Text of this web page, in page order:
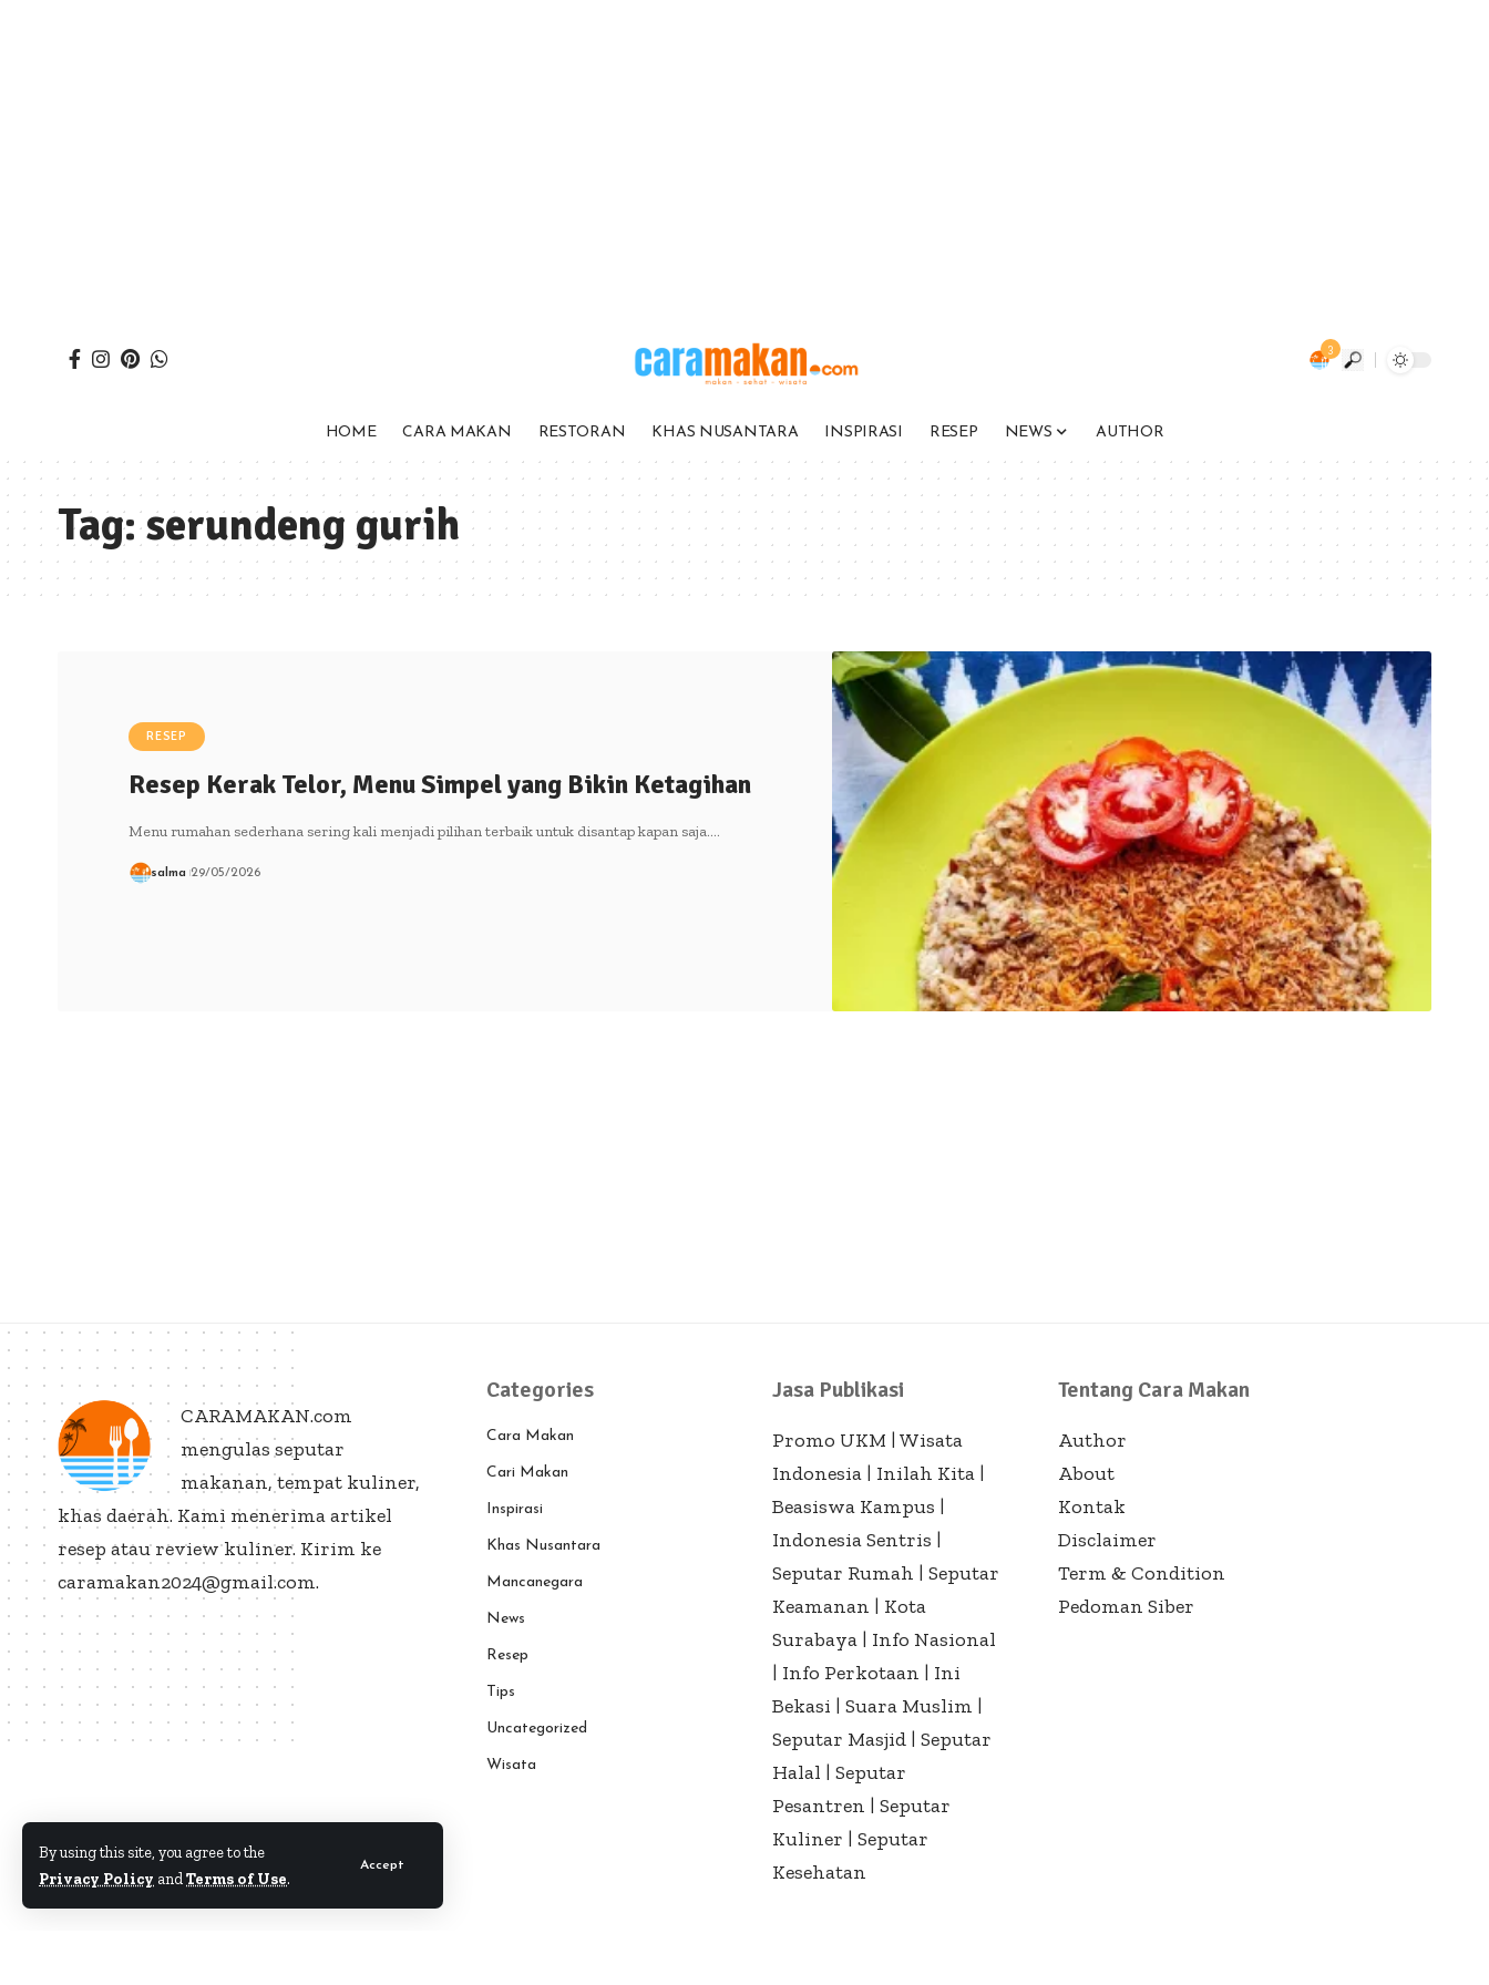
By using this site, you agree to the
Privacy Policy andTerms of Use.
Accept
3
HOME CARA MAKAN RESTORAN KHAS NUSANTARA INSPIRASI RESEP NEWS AUTHOR
Tag:serundeng gurih
RESEP
Resep Kerak Telor, Menu Simpel yang Bikin Ketagihan
Menu rumahan sederhana sering kali menjadi pilihan terbaik untuk disantap kapan saja.…
salma 29/05/2026
CARAMAKAN.com
mengulas seputar
makanan, tempat kuliner,
khas daerah. Kami menerima artikel
resep atau review kuliner. Kirim ke
caramakan2024@gmail.com.
Categories
Cara Makan
Cari Makan
Inspirasi
Khas Nusantara
Mancanegara
News
Resep
Tips
Uncategorized
Wisata
Jasa Publikasi
Promo UKM | Wisata
Indonesia | Inilah Kita |
Beasiswa Kampus |
Indonesia Sentris |
Seputar Rumah | Seputar
Keamanan | Kota
Surabaya | Info Nasional
| Info Perkotaan | Ini
Bekasi | Suara Muslim |
Seputar Masjid | Seputar
Halal | Seputar
Pesantren | Seputar
Kuliner | Seputar
Kesehatan
Tentang Cara Makan
Author
About
Kontak
Disclaimer
Term & Condition
Pedoman Siber